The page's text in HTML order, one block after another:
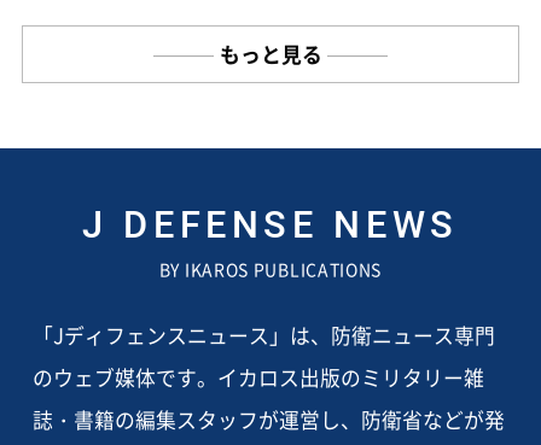
もっと見る
J DEFENSE NEWS
BY IKAROS PUBLICATIONS
「Jディフェンスニュース」は、防衛ニュース専門
のウェブ媒体です。イカロス出版のミリタリー雑
誌・書籍の編集スタッフが運営し、防衛省などが発